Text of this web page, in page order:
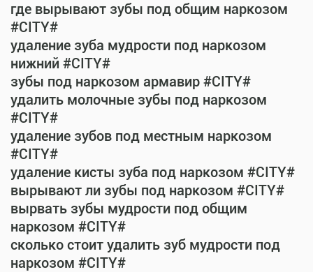
где вырывают зубы под общим наркозом
#CITY#
удаление зуба мудрости под наркозом
нижний #CITY#
зубы под наркозом армавир #CITY#
удалить молочные зубы под наркозом
#CITY#
удаление зубов под местным наркозом
#CITY#
удаление кисты зуба под наркозом #CITY#
вырывают ли зубы под наркозом #CITY#
вырвать зубы мудрости под общим
наркозом #CITY#
сколько стоит удалить зуб мудрости под
наркозом #CITY#